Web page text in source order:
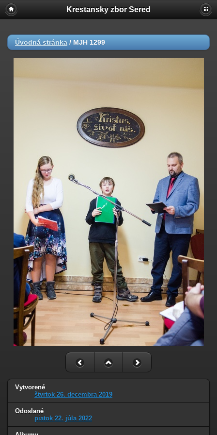
Krestansky zbor Sered
Úvodná stránka / MJH 1299
Vytvorené
štvrtok 26. decembra 2019
Odoslané
piatok 22. júla 2022